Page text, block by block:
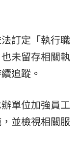
訂定「執行職
未留存相關執
追蹤。
單位加強員工
並檢視相關服